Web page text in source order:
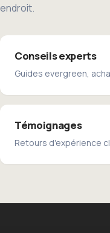
endroit.
Conseils experts
Guides evergreen,
Témoignages
Retours d'expérience